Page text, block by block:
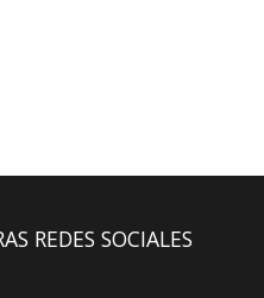
REDES SOCIALES